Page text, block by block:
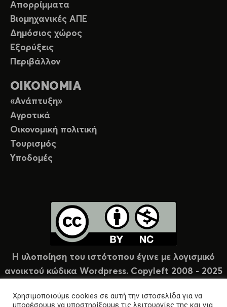
Απορρίμματα
Βιομηχανικές ΑΠΕ
Δημόσιος χώρος
Εξορύξεις
Περιβάλλον
ΟΙΚΟΝΟΜΙΑ
«Ανάπτυξη»
Αγροτικά
Οικονομική πολιτική
Τουρισμός
Υποδομές
Η υλοποίηση του ιστότοπου έγινε με λογισμικό
ανοικτού κώδικα Wordpress. Copyleft 2008 - 2025
Χρησιμοποιούμε cookies σε αυτή την ιστοσελίδα για να
μπορέσουμε να υποστηρίξουμε τις λειτουργίες της και για